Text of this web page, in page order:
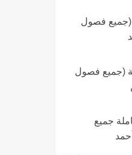
(جميع فصول
(جميع فصول
جميع